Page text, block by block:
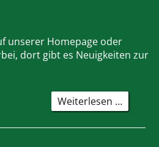
unserer Homepage oder
dort gibt es Neuigkeiten zur
Weiterlesen …13.
Lauf: